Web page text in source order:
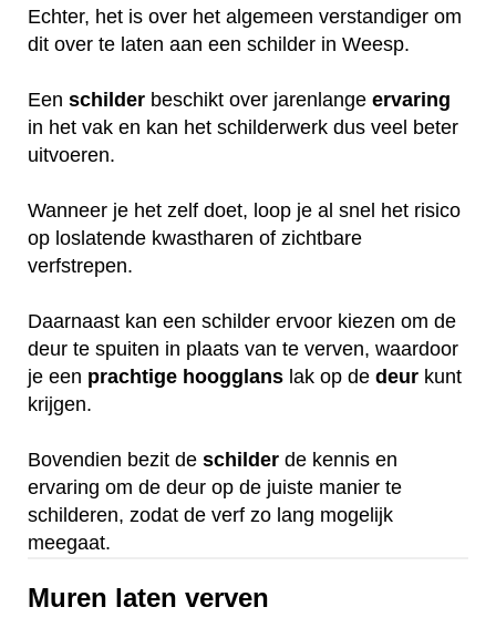
Echter, het is over het algemeen verstandiger om
dit over te laten aan een schilder in Weesp.
Een schilder beschikt over jarenlange ervaring
in het vak en kan het schilderwerk dus veel beter
uitvoeren.
Wanneer je het zelf doet, loop je al snel het risico
op loslatende kwastharen of zichtbare
verfstrepen.
Daarnaast kan een schilder ervoor kiezen om de
deur te spuiten in plaats van te verven, waardoor
je een prachtige hoogglans lak op de deur kunt
krijgen.
Bovendien bezit de schilder de kennis en
ervaring om de deur op de juiste manier te
schilderen, zodat de verf zo lang mogelijk
meegaat.
Muren laten verven